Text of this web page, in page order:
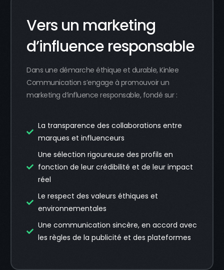
Vers un marketing
d’influence responsable
Dans une démarche éthique et durable, Kinlee
Communication s’engage à promouvoir un
marketing d’influence responsable, fondé sur :
La transparence des collaborations entre
marques et influenceurs
Une sélection rigoureuse des profils en
fonction de leur crédibilité et de leur impact
réel
Le respect des valeurs éthiques et
environnementales
Une communication sincère, en accord avec
les règles de la publicité et des plateformes